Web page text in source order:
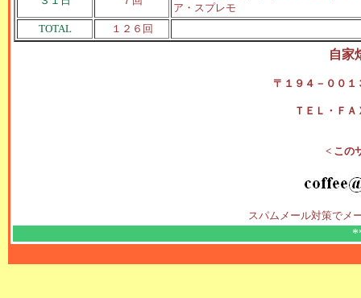
ア・スプレモ
TOTAL
１２６回
自家
〒１９４－００１
ＴＥＬ・Ｆ
< この
スパムメール対策でメ